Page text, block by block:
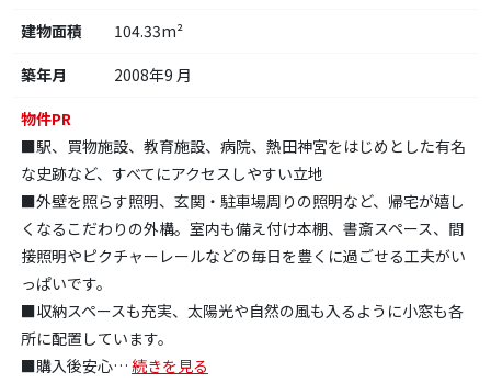
建物面積
104.33m²
築年月
2008年9 月
物件PR
■駅、買物施設、教育施設、病院、熱田神宮をはじめとした有名
な史跡など、すべてにアクセスしやすい立地
■外壁を照らす照明、玄関・駐車場周りの照明など、帰宅が嬉し
くなるこだわりの外構。室内も備え付け本棚、書斎スペース、間
接照明やピクチャーレールなどの毎日を豊くに過ごせる工夫がい
っぱいです。
■収納スペースも充実、太陽光や自然の風も入るように小窓も各
所に配置しています。
■購入後安心… 続きを見る